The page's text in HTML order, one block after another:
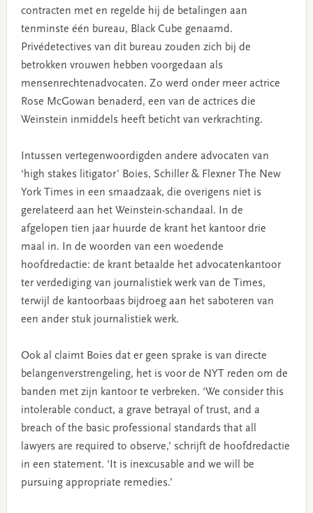
contracten met en regelde hij de betalingen aan
tenminste één bureau, Black Cube genaamd.
Privédetectives van dit bureau zouden zich bij de
betrokken vrouwen hebben voorgedaan als
mensenrechtenadvocaten. Zo werd onder meer actrice
Rose McGowan benaderd, een van de actrices die
Weinstein inmiddels heeft beticht van verkrachting.
Intussen vertegenwoordigden andere advocaten van
‘high stakes litigator’ Boies, Schiller & Flexner The New
York Times in een smaadzaak, die overigens niet is
gerelateerd aan het Weinstein-schandaal. In de
afgelopen tien jaar huurde de krant het kantoor drie
maal in. In de woorden van een woedende
hoofdredactie: de krant betaalde het advocatenkantoor
ter verdediging van journalistiek werk van de Times,
terwijl de kantoorbaas bijdroeg aan het saboteren van
een ander stuk journalistiek werk.
Ook al claimt Boies dat er geen sprake is van directe
belangenverstrengeling, het is voor de NYT reden om de
banden met zijn kantoor te verbreken. ‘We consider this
intolerable conduct, a grave betrayal of trust, and a
breach of the basic professional standards that all
lawyers are required to observe,’ schrijft de hoofdredactie
in een statement. ‘It is inexcusable and we will be
pursuing appropriate remedies.’